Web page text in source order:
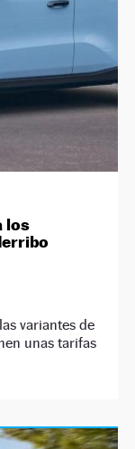
los
variantes de
unas tarifas